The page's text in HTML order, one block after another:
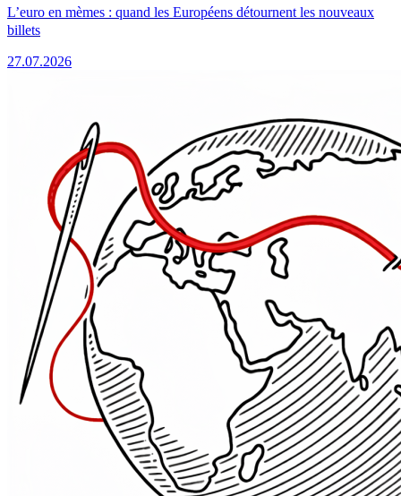
L’euro en mèmes : quand les Européens détournent les nouveaux
billets
27.07.2026